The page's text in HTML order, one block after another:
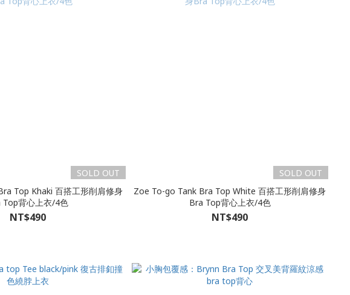
SOLD OUT
Top Khaki 百搭工形削肩修身
Top背心上衣/4色
NT$490
SOLD OUT
Zoe To-go Tank Bra Top White 百搭工形削肩修身
Bra Top背心上衣/4色
NT$490